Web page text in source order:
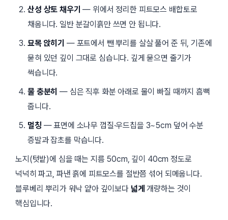
산성 상토 채우기 — 위에서 정리한 피트모스 배합토로
채웁니다. 일반 분갈이흙만 쓰면 안 됩니다.
묘목 앉히기 — 포트에서 뺀 뿌리를 살살 풀어 준 뒤, 기존에
묻혀 있던 깊이 그대로 심습니다. 깊게 묻으면 줄기가
썩습니다.
물 충분히 — 심은 직후 화분 아래로 물이 빠질 때까지 흠뻑
줍니다.
멀칭 — 표면에 소나무 껍질·우드칩을 3~5cm 덮어 수분
증발과 잡초를 막습니다.
노지(텃밭)에 심을 때는 지름 50cm, 깊이 40cm 정도로
넉넉히 파고, 파낸 흙에 피트모스를 절반쯤 섞어 되메웁니다.
블루베리 뿌리가 워낙 얕아 깊이보다 넓게 개량하는 것이
핵심입니다.